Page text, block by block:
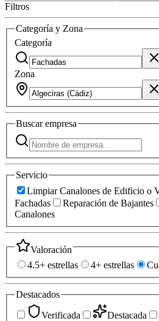
Filtros
Categoría y Zona
Categoría
Zona
Buscarempresa
Servicio
Limpiar Canalones de Edificio o
Fachadas
Reparación de Bajantes
Canalones
Valoración
4.5+ estrellas
4+ estrellas
Destacados
Verificada
Destacada